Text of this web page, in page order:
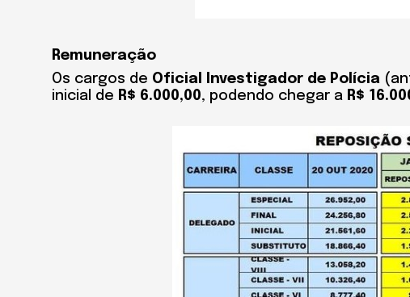
Remuneração
Os cargos de Oficial Investigador de Polícia
inicial de R$ 6.000,00, podendo chegar a R$